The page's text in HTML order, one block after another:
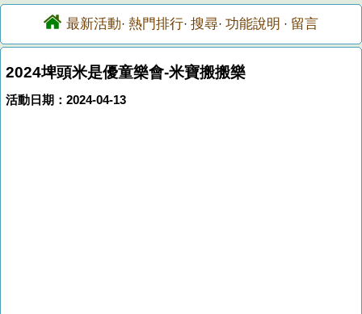
最新活動· 熱門排行· 搜尋· 功能說明 · 留言
2024埤頭米是優童樂會-米寶搬搬樂
活動日期：2024-04-13